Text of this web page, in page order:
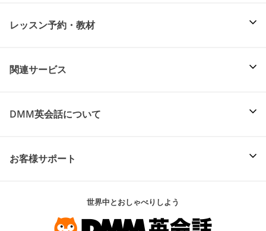
レッスン予約・教材
関連サービス
DMM英会話について
お客様サポート
世界中とおしゃべりしよう